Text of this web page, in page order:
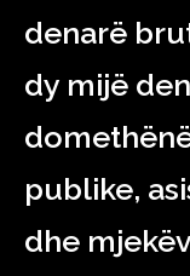
denarë
dy mijë
publike,
dhe